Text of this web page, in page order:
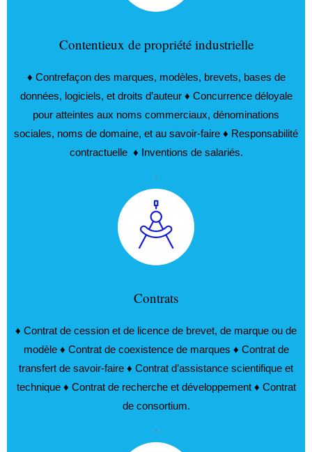
Contentieux de propriété industrielle
♦ Contrefaçon des marques, modèles, brevets, bases de
données, logiciels, et droits d’auteur ♦ Concurrence déloyale
pour atteintes aux noms commerciaux, dénominations
sociales, noms de domaine, et au savoir-faire ♦ Responsabilité
contractuelle ♦ Inventions de salariés.
.
Contrats
♦ Contrat de cession et de licence de brevet, de marque ou de
modèle ♦ Contrat de coexistence de marques ♦ Contrat de
transfert de savoir-faire ♦ Contrat d’assistance scientifique et
technique ♦ Contrat de recherche et développement ♦ Contrat
de consortium.
.